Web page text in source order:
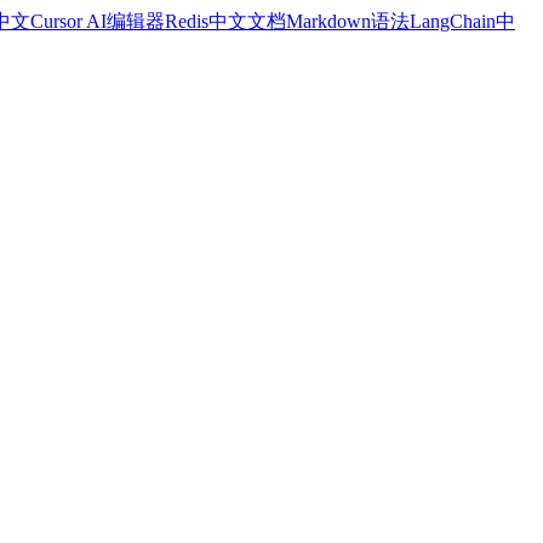
文Cursor AI编辑器Redis中文文档Markdown语法LangChain中